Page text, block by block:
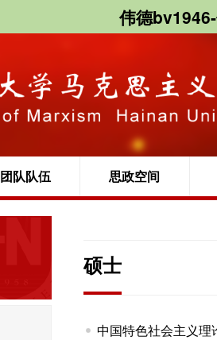
伟德
团队队伍 思政空间
硕士
中国特色社会主义理